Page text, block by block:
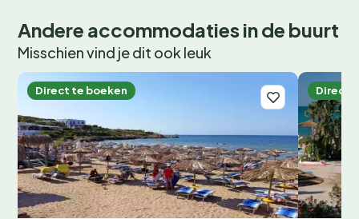
Andere accommodaties in de buurt
Misschien vind je dit ook leuk
Direct te boeken Direct